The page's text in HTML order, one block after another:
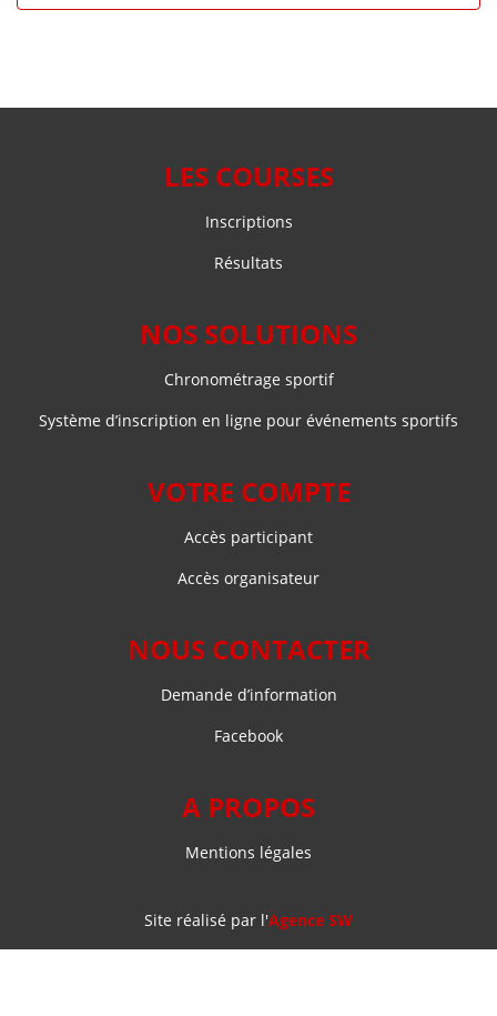
LES COURSES
Inscriptions
Résultats
NOS SOLUTIONS
Chronométrage sportif
Système d’inscription en ligne pour événements sportifs
VOTRE COMPTE
Accès participant
Accès organisateur
NOUS CONTACTER
Demande d’information
Facebook
A PROPOS
Mentions légales
Site réalisé par l'Agence SW